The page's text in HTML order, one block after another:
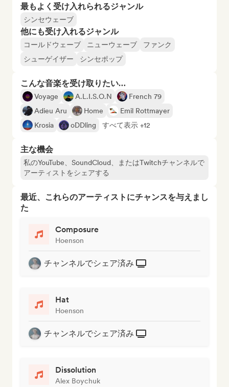
最もよく受け入れられるジャンル
シンセウェーブ
他にも受け入れるジャンル
コールドウェーブ ニューウェーブ
ファンク
シューゲイザー
シンセポップ
こんな音楽を受け取りたい…
Voyage A.L.I.S.O.N
French 79
Adieu Aru
Home
Emil Rottmayer
Krosia
oDDling すべて表示 +12
主な機会
私のYouTube、SoundCloud、またはTwitchチャンネルで
アーティストをシェアする
最近、これらのアーティストにチャンスを与えまし
た
Composure
Hoenson
チャンネルでシェア済み
Hat
Hoenson
チャンネルでシェア済み
Dissolution
Alex Boychuk